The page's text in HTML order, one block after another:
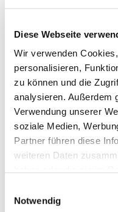
Diese Webseite
Wir verwenden
personalisieren,
zu können und die
analysieren. Außerdem
Verwendung unserer
soziale Medien,
Partner führen diese
weiteren Daten
Notwendig
Sabine
Referentin
030
Mathias
Referent